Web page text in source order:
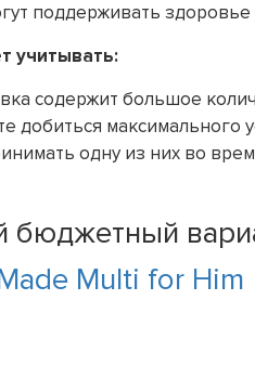
поддерживать
учитывать:
содержит большое
добиться максимального
одну из них во
бюджетный
Multi for Him